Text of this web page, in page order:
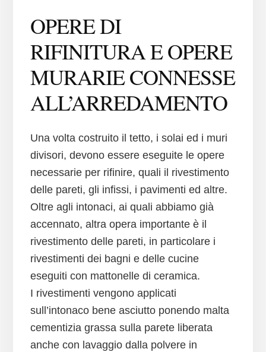
OPERE DI
RIFINITURA E OPERE
MURARIE CONNESSE
ALL’ARREDAMENTO
Una volta costruito il tetto, i solai ed i muri
divisori, devono essere eseguite le opere
necessarie per rifinire, quali il rivestimento
delle pareti, gli infissi, i pavimenti ed altre.
Oltre agli intonaci, ai quali abbiamo già
accennato, altra opera importante è il
rivestimento delle pareti, in particolare i
rivestimenti dei bagni e delle cucine
eseguiti con mattonelle di ceramica.
I rivestimenti vengono applicati
sull’intonaco bene asciutto ponendo malta
cementizia grassa sulla parete liberata
anche con lavaggio dalla polvere in